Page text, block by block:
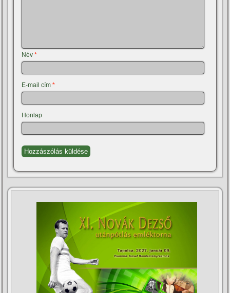
Név*
E-mail cím*
Honlap